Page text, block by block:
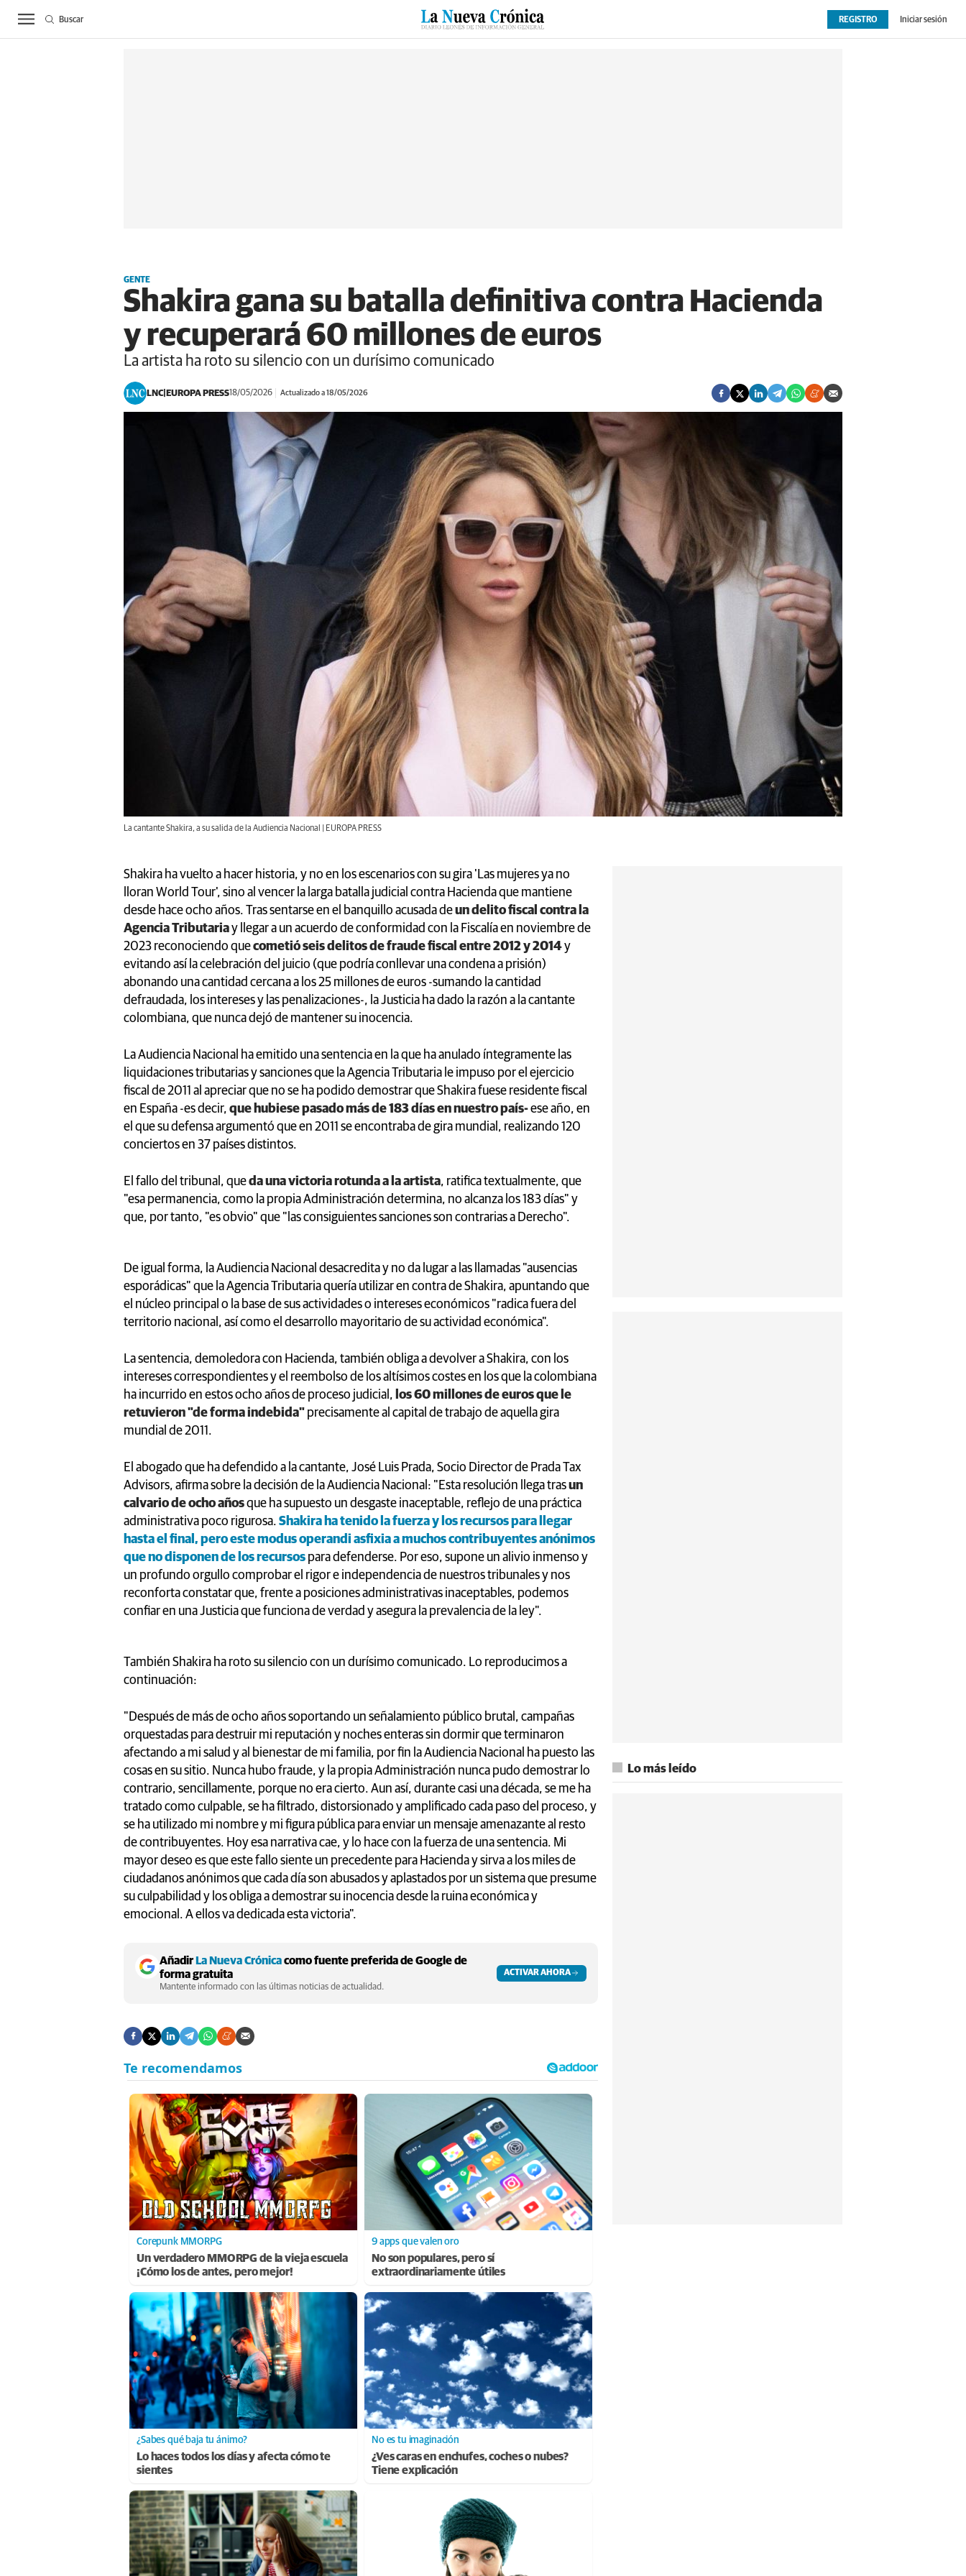
ACTUALIDAD BIERZO SUCESOS CULTURAS ESPECIALES DEPORTES OPINIÓN EXTRAS
REGISTRO Iniciar sesión
Buscar
GENTE
Shakira gana su batalla definitiva contra Hacienda
y recuperará 60 millones de euros
La artista ha roto su silencio con un durísimo comunicado
LNC EUROPA PRESS18/05/2026 Actualizado a 18/05/2026
La cantante Shakira, a su salida de la Audiencia Nacional | EUROPA PRESS
Shakira ha vuelto a hacer historia, y no en los escenarios con su gira 'Las mujeres ya no
lloran World Tour', sino al vencer la larga batalla judicial contra Hacienda que mantiene
desde hace ocho años. Tras sentarse en el banquillo acusada deun delito fiscal contra la
Agencia Tributariay llegar a un acuerdo de conformidad con la Fiscalía en noviembre de
2023 reconociendo quecometió seis delitos de fraude fiscal entre 2012 y 2014y
evitando así la celebración del juicio (que podría conllevar una condena a prisión)
abonando una cantidad cercana a los 25 millones de euros -sumando la cantidad
defraudada, los intereses y las penalizaciones-, la Justicia ha dado la razón a la cantante
colombiana, que nunca dejó de mantener su inocencia.
La Audiencia Nacional ha emitido una sentencia en la que ha anulado íntegramente las
liquidaciones tributarias y sanciones que la Agencia Tributaria le impuso por el ejercicio
fiscal de 2011 al apreciar que no se ha podido demostrar que Shakira fuese residente fiscal
en España -es decir, que hubiese pasado más de 183 días en nuestro país-ese año, en
el que su defensa argumentó que en 2011 se encontraba de gira mundial, realizando 120
conciertos en 37 países distintos.
El fallo del tribunal, queda una victoria rotunda a la artista, ratifica textualmente, que
"esa permanencia, como la propia Administración determina, no alcanza los 183 días" y
que, por tanto, "es obvio" que "las consiguientes sanciones son contrarias a Derecho".
De igual forma, la Audiencia Nacional desacredita y no da lugar a las llamadas "ausencias
esporádicas" que la Agencia Tributaria quería utilizar en contra de Shakira, apuntando que
el núcleo principal o la base de sus actividades o intereses económicos "radica fuera del
territorio nacional, así como el desarrollo mayoritario de su actividad económica".
La sentencia, demoledora con Hacienda, también obliga a devolver a Shakira, con los
intereses correspondientes y el reembolso de los altísimos costes en los que la colombiana
ha incurrido en estos ocho años de proceso judicial, los 60 millones de euros que le
retuvieron "de forma indebida" precisamente al capital de trabajo de aquella gira
mundial de 2011.
El abogado que ha defendido a la cantante, José Luis Prada, Socio Director de Prada Tax
Advisors, afirma sobre la decisión de la Audiencia Nacional: "Esta resolución llega trasun
calvario de ocho añosque ha supuesto un desgaste inaceptable, reflejo de una práctica
administrativa poco rigurosa. Shakira ha tenido la fuerza y los recursos para llegar
hasta el final, pero este modus operandi asfixia a muchos contribuyentes anónimos
que no disponen de los recursos para defenderse. Por eso, supone un alivio inmenso y
un profundo orgullo comprobar el rigor e independencia de nuestros tribunales y nos
reconforta constatar que, frente a posiciones administrativas inaceptables, podemos
confiar en una Justicia que funciona de verdad y asegura la prevalencia de la ley".
También Shakira ha roto su silencio con un durísimo comunicado. Lo reproducimos a
continuación:
"Después de más de ocho años soportando un señalamiento público brutal, campañas
orquestadas para destruir mi reputación y noches enteras sin dormir que terminaron
afectando a mi salud y al bienestar de mi familia, por fin la Audiencia Nacional ha puesto las
cosas en su sitio. Nunca hubo fraude, y la propia Administración nunca pudo demostrar lo
contrario, sencillamente, porque no era cierto. Aun así, durante casi una década, se me ha
tratado como culpable, se ha filtrado, distorsionado y amplificado cada paso del proceso, y
se ha utilizado mi nombre y mi figura pública para enviar un mensaje amenazante al resto
de contribuyentes. Hoy esa narrativa cae, y lo hace con la fuerza de una sentencia. Mi
mayor deseo es que este fallo siente un precedente para Hacienda y sirva a los miles de
ciudadanos anónimos que cada día son abusados y aplastados por un sistema que presume
su culpabilidad y los obliga a demostrar su inocencia desde la ruina económica y
emocional. A ellos va dedicada esta victoria".
AñadirLa Nueva Crónicacomo fuente preferida de Google de
forma gratuita
Mantente informado con las últimas noticias de actualidad.
ACTIVAR AHORA
Corepunk MMORPG
Un verdadero MMORPG de la vieja escuela
¡Cómo los de antes, pero mejor!
9 apps que valen oro
No son populares, pero sí
extraordinariamente útiles
¿Sabes qué baja tu ánimo?
Lo haces todos los días y afecta cómo te
sientes
No es tu imaginación
¿Ves caras en enchufes, coches o nubes?
Tiene explicación
Lo más leído